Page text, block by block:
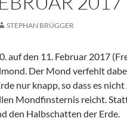
STEPHAN BRÜGGER
auf den 11. Februar 2017
Der Mond verfehlt
nur knapp, so dass es nicht
Mondfinsternis reicht.
den Halbschatten der Erde.
am 10./11. Februar